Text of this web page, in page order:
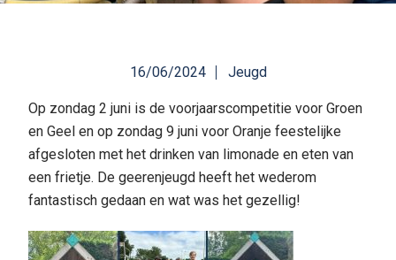
16/06/2024 Jeugd
Op zondag 2 juni is de voorjaarscompetitie voor Groen
en Geel en op zondag 9 juni voor Oranje feestelijke
afgesloten met het drinken van limonade en eten van
een frietje. De geerenjeugd heeft het wederom
fantastisch gedaan en wat was het gezellig!